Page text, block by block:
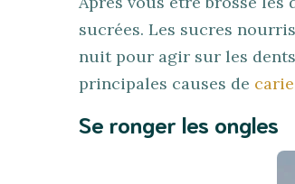
sucrées. Les sucres
nuit pour agir sur les
principales causes de
Se ronger les ongles